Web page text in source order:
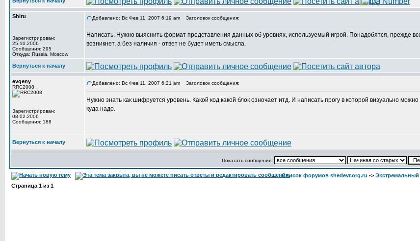
Shiru
Зарегистрирован:
25.10.2006
Сообщения: 295
Откуда: Russia, Moscow
Добавлено: Вс Фев 11, 2007 6:19 am Заголовок сообщения:
Написать. Нужно выяснить формат представления данных об уровнях, используемый игрой. Понадобятся, прежде
возникнет, а без наличия - ответ не будет иметь смысла.
Вернуться к началу
evgeny
RRC2008
Зарегистрирован:
08.02.2006
Сообщения: 188
Добавлено: Вс Фев 11, 2007 6:21 am Заголовок сообщения:
Нужно знать как шифруется уровень. Какой код какой блок озночает итд. И написать прогу в которой визуально
куда надо.
Вернуться к началу
Показать сообщения:
Список форумов shedevr.org.ru -> Экстремальный
Страница 1 из 1